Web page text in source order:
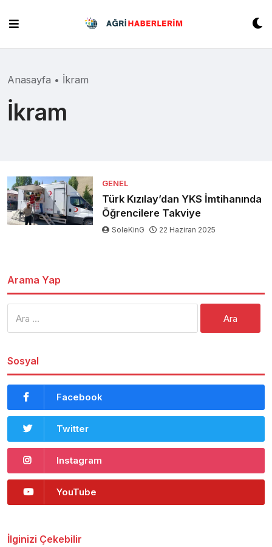
content
Anasayfa • İkram
İkram
GENEL
Türk Kızılay’dan YKS İmtihanında
Öğrencilere Takviye
SoleKinG 22 Haziran 2025
Arama Yap
Sosyal
Facebook
Twitter
Instagram
YouTube
İlginizi Çekebilir